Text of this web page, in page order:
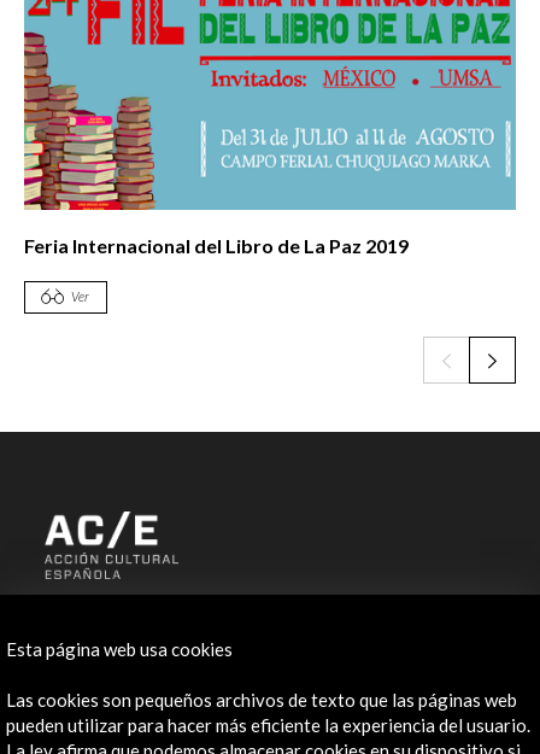
Feria Internacional del Libro de La Paz 2019
Ver
Contacta
info@accioncultural.es
Esta página web usa cookies
Las cookies son pequeños archivos de texto que las páginas web
pueden utilizar para hacer más eficiente la experiencia del usuario.